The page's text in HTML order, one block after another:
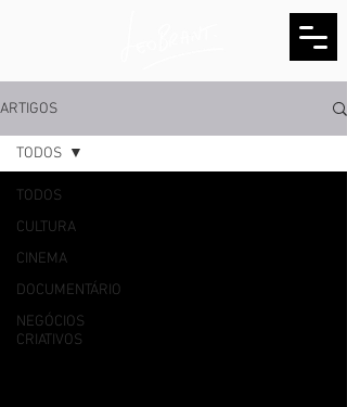
ARTIGOS
TODOS
CULTURA
CINEMA
DOCUMENTÁRIO
NEGÓCIOS
CRIATIVOS
TODOS